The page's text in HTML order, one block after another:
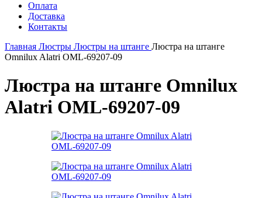
Оплата
Доставка
Контакты
Главная Люстры Люстры на штанге Люстра на штанге
Omnilux Alatri OML-69207-09
Люстра на штанге Omnilux
Alatri OML-69207-09